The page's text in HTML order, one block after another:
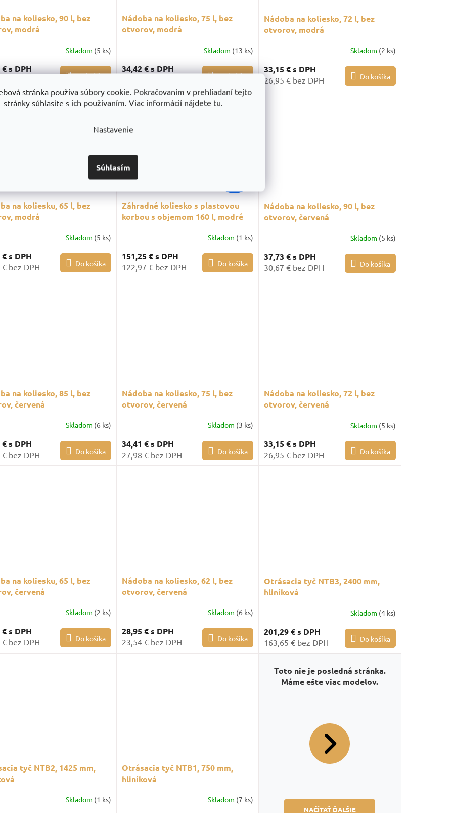
stránka používa súbory cookie. Pokračovaním v prehliadaní tejto
stránky súhlasíte s ich používaním. Viac informácií nájdete tu.
Nastavenie
Súhlasím
na koliesko, 90 l, bez
modrá
Skladom (5 ks)
€s DPH
Do košíka
Nádoba na koliesko, 75 l, bez
otvorov, modrá
Skladom (13 ks)
34,42 €s DPH
Do košíka
Nádoba na koliesko, 72 l, bez
otvorov, modrá
Skladom (2 ks)
33,15 €s DPH
26,95 € bez DPH Do košíka
na koliesku, 65 l, bez
modrá
Skladom (5 ks)
€s DPH
bez DPH Do košíka
Záhradné koliesko s plastovou
korbou s objemom 160 l, modré
Skladom (1 ks)
151,25 €s DPH
122,97 € bez DPH Do košíka
Nádoba na koliesko, 90 l, bez
otvorov, červená
Skladom (5 ks)
37,73 €s DPH
30,67 € bez DPH Do košíka
na koliesko, 85 l, bez
červená
Skladom (6 ks)
€s DPH
bez DPH Do košíka
Nádoba na koliesko, 75 l, bez
otvorov, červená
Skladom (3 ks)
34,41 €s DPH
27,98 € bez DPH Do košíka
Nádoba na koliesko, 72 l, bez
otvorov, červená
Skladom (5 ks)
33,15 €s DPH
26,95 € bez DPH Do košíka
na koliesku, 65 l, bez
červená
Skladom (2 ks)
€s DPH
bez DPH Do košíka
Nádoba na koliesko, 62 l, bez
otvorov, červená
Skladom (6 ks)
28,95 €s DPH
23,54 € bez DPH Do košíka
Otrásacia tyč NTB3, 2400 mm,
hliníková
Skladom (4 ks)
201,29 €s DPH
163,65 € bez DPH Do košíka
tyč NTB2, 1425 mm,
Skladom (1 ks)
Otrásacia tyč NTB1, 750 mm,
hliníková
Skladom (7 ks)
Toto nie je posledná stránka.
Máme ešte viac modelov.
NAČÍTAŤ ĎALŠIE